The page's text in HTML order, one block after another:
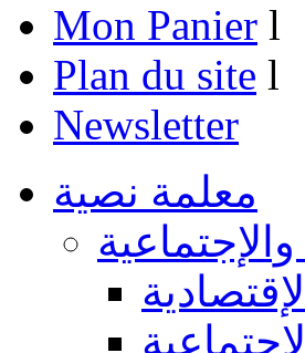
Mon Panier l
Plan du site l
Newsletter
معلمة نصية